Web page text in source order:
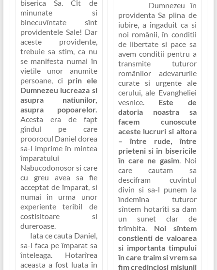
biserica Sa. Cît de
minunate si
binecuvîntate sînt
providentele Sale! Dar
aceste providente,
trebuie sa stim, ca nu
se manifesta numai în
vietile unor anumite
persoane, ci prin ele
Dumnezeu lucreaza si
asupra natiunilor,
asupra popoarelor.
Acesta era de fapt
gîndul pe care
proorocul Daniel dorea
sa-l imprime în mintea
împaratului
Nabucodonosor si care
cu greu avea sa fie
acceptat de împarat, si
numai în urma unor
experiente teribil de
costisitoare si
dureroase.
Iata ce cauta Daniel,
sa-l faca pe împarat sa
înteleaga. Hotarîrea
aceasta a fost luata în
Dumnezeu în
providenta Sa plina de
iubire, a îngaduit ca si
noi românii, în conditii
de libertate si pace sa
avem conditii pentru a
transmite tuturor
românilor adevarurile
curate si urgente ale
cerului, ale Evangheliei
vesnice. Este de
datoria noastra sa
facem cunoscute
aceste lucruri si altora
– între rude, între
prieteni si în bisericile
în care ne gasim. Noi
care cautam sa
descifram cuvîntul
divin si sa-l punem la
îndemîna tuturor
sîntem hotarîti sa dam
un sunet clar de
trîmbita. Noi sîntem
constienti de valoarea
si importanta timpului
în care traim si vrem sa
fim credinciosi misiunii